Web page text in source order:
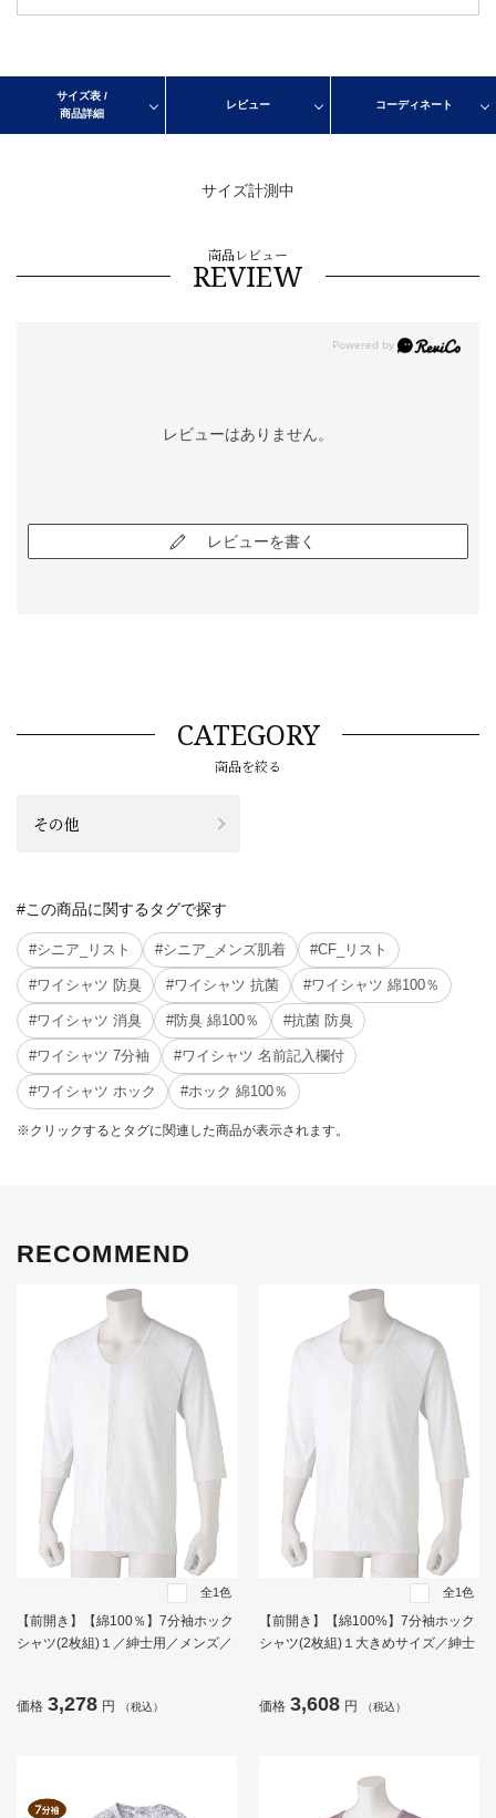
サイズ表 /
商品詳細
レビュー コーディネート
サイズ計測中
商品レビュー
REVIEW
レビューはありません。
レビューを書く
CATEGORY
商品を絞る
その他
#この商品に関するタグで探す
#シニア_リスト #シニア_メンズ肌着 #CF_リスト
#ワイシャツ 防臭 #ワイシャツ 抗菌 #ワイシャツ 綿100％
#ワイシャツ 消臭 #防臭 綿100％ #抗菌 防臭
#ワイシャツ 7分袖 #ワイシャツ 名前記入欄付
#ワイシャツ ホック #ホック 綿100％
※クリックするとタグに関連した商品が表示されます。
RECOMMEND
全1色
【前開き】【綿100％】7分袖ホック
シャツ(2枚組)１／紳士用／メンズ／
脱ぎやすい／着やすい／腰曲がり／
価格 3,278 円 （税込）
全1色
【前開き】【綿100%】7分袖ホック
シャツ(2枚組)１大きめサイズ／紳士
ン袖／脱ぎやすい／着やすい／肌着
価格 3,608 円 （税込）